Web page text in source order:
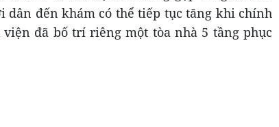
đến khám có thể tiếp tục tăng khi chính
đã bố trí riêng một tòa nhà 5 tầng phục